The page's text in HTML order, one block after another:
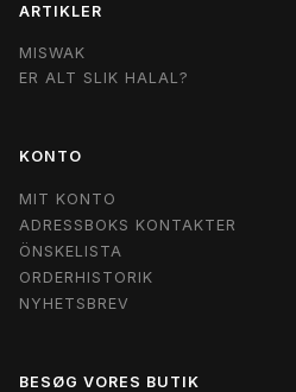
ARTIKLER
MISWAK
ER ALT SLIK HALAL?
KONTO
MIT KONTO
ADRESSBOKS KONTAKTER
ÖNSKELISTA
ORDERHISTORIK
NYHETSBREV
BESØG VORES BUTIK